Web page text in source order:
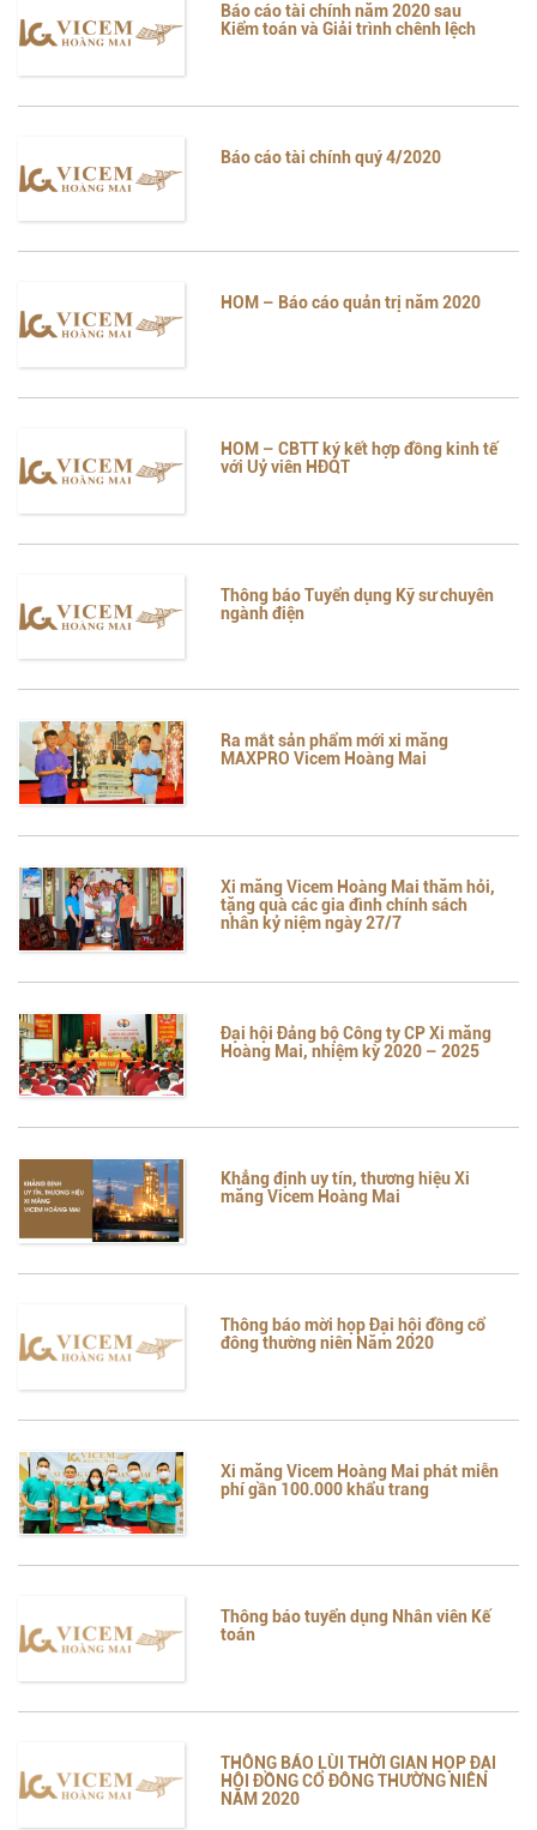
Báo cáo tài chính năm 2020 sau
Kiểm toán và Giải trình chênh lệch
Báo cáo tài chính quý 4/2020
HOM – Báo cáo quản trị năm 2020
HOM – CBTT ký kết hợp đồng kinh tế
với Uỷ viên HĐQT
Thông báo Tuyển dụng Kỹ sư chuyên
ngành điện
Ra mắt sản phẩm mới xi măng
MAXPRO Vicem Hoàng Mai
Xi măng Vicem Hoàng Mai thăm hỏi,
tặng quà các gia đình chính sách
nhân kỷ niệm ngày 27/7
Đại hội Đảng bộ Công ty CP Xi măng
Hoàng Mai, nhiệm kỳ 2020 – 2025
Khẳng định uy tín, thương hiệu Xi
măng Vicem Hoàng Mai
Thông báo mời họp Đại hội đồng cổ
đông thường niên Năm 2020
Xi măng Vicem Hoàng Mai phát miễn
phí gần 100.000 khẩu trang
Thông báo tuyển dụng Nhân viên Kế
toán
THÔNG BÁO LÙI THỜI GIAN HỌP ĐẠI
HỘI ĐỒNG CỔ ĐÔNG THƯỜNG NIÊN
NĂM 2020